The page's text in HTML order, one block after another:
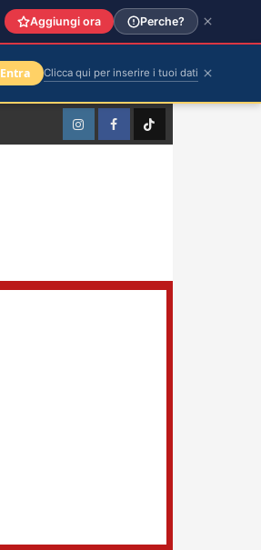
InstagramFacebookTikTok
Aggiungi ora Perche?
Entra Clicca qui per inserire i tuoi dati